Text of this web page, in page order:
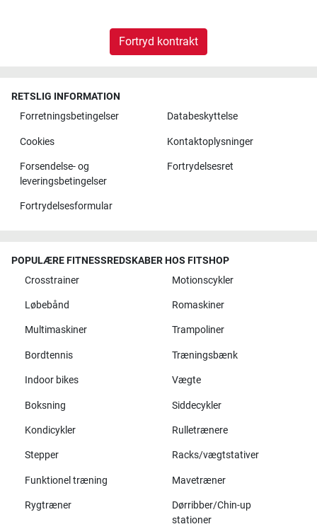
Fortryd kontrakt
RETSLIG INFORMATION
Forretningsbetingelser
Databeskyttelse
Cookies Kontaktoplysninger
Forsendelse- og
leveringsbetingelser
Fortrydelsesret
Fortrydelsesformular
POPULÆRE FITNESSREDSKABER HOS FITSHOP
Crosstrainer
Motionscykler
Løbebånd Romaskiner
Multimaskiner Trampoliner
Bordtennis Træningsbænk
Indoor bikes Vægte
Boksning Siddecykler
Kondicykler Rulletrænere
Stepper Racks/vægtstativer
Funktionel træning Mavetræner
Rygtræner
Dørribber/Chin-up
stationer